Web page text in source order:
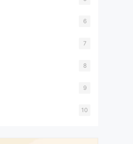
6
7
8
9
10